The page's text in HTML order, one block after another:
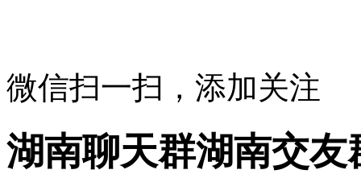
微信扫一扫，添加关注
湖南聊天群湖南交